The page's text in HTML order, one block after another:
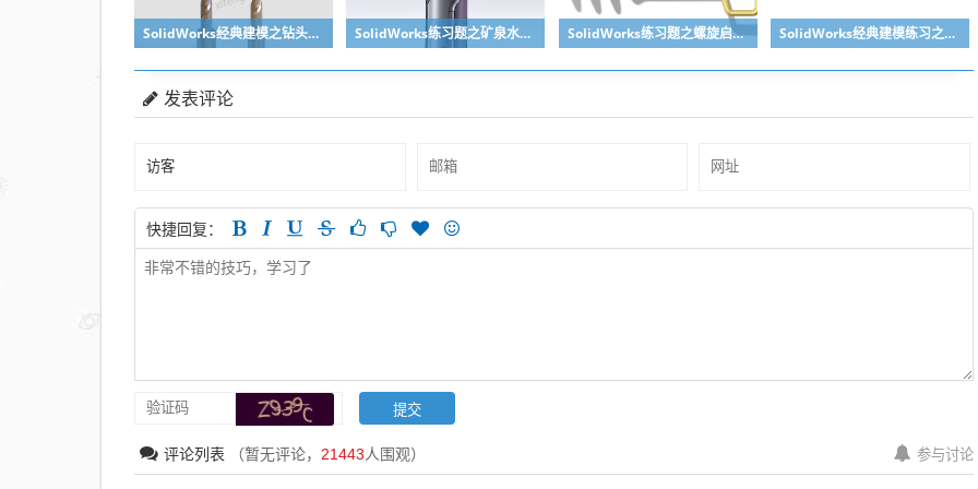
SolidWorks经典建模之钻头刀具的绘制，螺纹收尾是关键技巧 SolidWorks练习题之矿泉水瓶的绘制，难度不大主要是顶部螺纹的处理 SolidWorks练习题之螺旋启瓶器，螺旋头是关键 SolidWorks经典建模练习之丝锥攻丝钻头的绘制，常规命令练习
发表评论
快捷回复：
评论列表 （暂无评论， 21443人围观） 参与讨论